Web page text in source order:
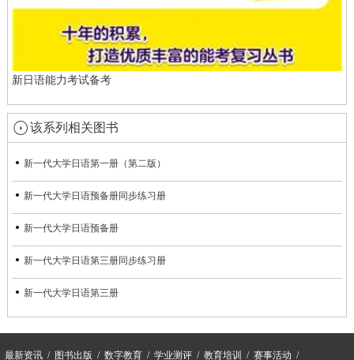
新日语能力考试备考
该系列相关图书
新一代大学日语第一册（第二版）
新一代大学日语预备册同步练习册
新一代大学日语预备册
新一代大学日语第三册同步练习册
新一代大学日语第三册
最新资讯 图书出版 数字教育 学业测评 教育培训
赛事活动